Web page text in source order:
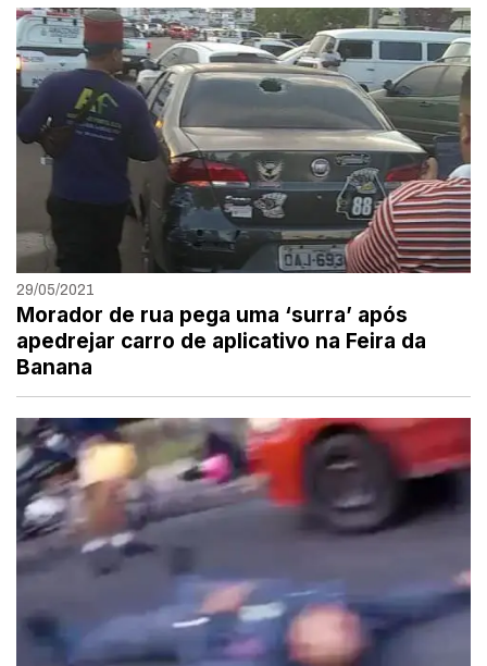
29/05/2021
Morador de rua pega uma ‘surra’ após
apedrejar carro de aplicativo na Feira da
Banana